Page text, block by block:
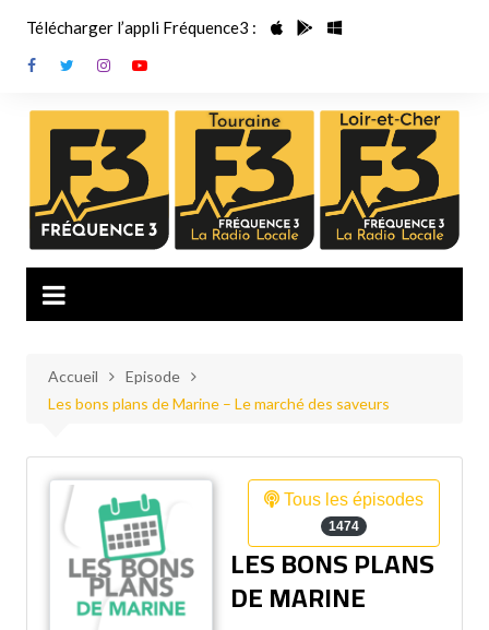
contenu
Télécharger l’appli Fréquence3 :
Accueil
Episode
Les bons plans de Marine – Le marché des saveurs
Tous les épisodes
1474
LES BONS PLANS
DE MARINE